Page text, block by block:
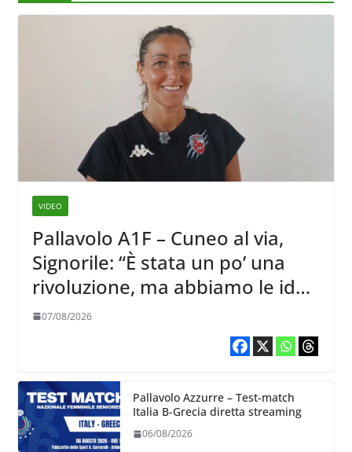
VIDEO
Pallavolo A1F – Cuneo al via,
Signorile: “È stata un po’ una
rivoluzione, ma abbiamo le idee
chiare siu cosa vogliamo fare”
07/08/2026
Pallavolo Azzurre – Test-match
Italia B-Grecia diretta streaming
06/08/2026